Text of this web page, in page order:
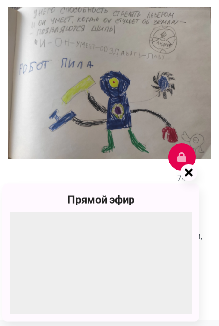
74
Андрей Николаевич Кулишов
Злодей. Его зовут Робот -Пила. Он стреляет лазером,
Прямой эфир